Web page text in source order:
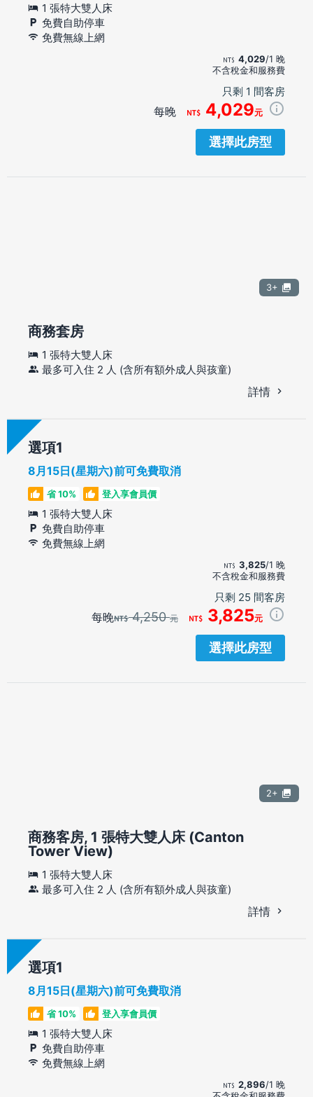
1 張特大雙人床
免費自助停車
免費無線上網
4,029/1 晚
不含稅金和服務費
只剩 1 間客房
每晚 4,029元
選擇此房型
3+
商務套房
1 張特大雙人床
最多可入住 2 人 (含所有額外成人與孩童)
詳情
選項
8月15日(星期六)前可免費取消
省 10% 登入享會員價
1 張特大雙人床
免費自助停車
免費無線上網
3,825/1 晚
不含稅金和服務費
只剩 25 間客房
每晚 4,250元 3,825元
選擇此房型
2+
商務客房, 1 張特大雙人床 (Canton
Tower View)
1 張特大雙人床
最多可入住 2 人 (含所有額外成人與孩童)
詳情
選項
8月15日(星期六)前可免費取消
省 10% 登入享會員價
1 張特大雙人床
免費自助停車
免費無線上網
2,896/1 晚